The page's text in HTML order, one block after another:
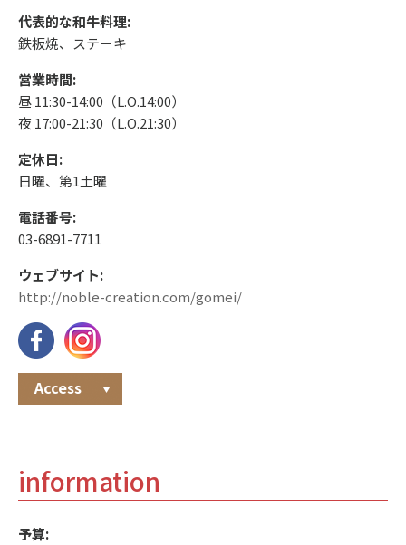
代表的な和牛料理:
鉄板焼、ステーキ
営業時間:
昼 11:30-14:00（L.O.14:00）
夜 17:00-21:30（L.O.21:30）
定休日:
日曜、第1土曜
電話番号:
03-6891-7711
ウェブサイト:
http://noble-creation.com/gomei/
Access
information
予算: